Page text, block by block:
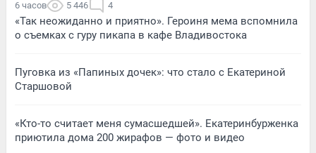
6 часов 5 446 4
«Так неожиданно и приятно». Героиня мема вспомнила
о съемках с гуру пикапа в кафе Владивостока
Пуговка из «Папиных дочек»: что стало с Екатериной
Старшовой
«Кто-то считает меня сумасшедшей». Екатеринбурженка
приютила дома 200 жирафов — фото и видео